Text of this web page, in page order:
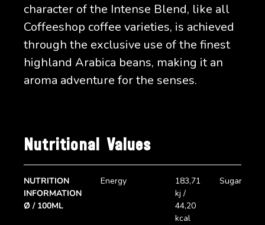
character of the Intense Blend, like all
Coffeeshop coffee varieties, is achieved
through the exclusive use of the finest
highland Arabica beans, making it an
aroma adventure for the senses.
Nutritional Values
NUTRITION
INFORMATION
Ø / 100ML
Energy
183,71
kj /
44,20
kcal
Sugar